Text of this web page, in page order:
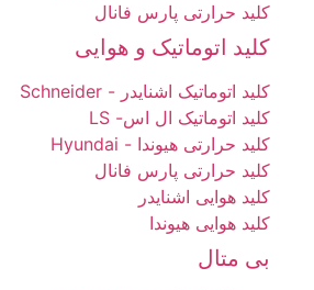
کلید حرارتی پارس فانال
کلید اتوماتیک و هوایی
کلید اتوماتیک اشنایدر - Schneider
کلید اتوماتیک ال اس- LS
کلید حرارتی هیوندا - Hyundai
کلید حرارتی پارس فانال
کلید هوایی اشنایدر
کلید هوایی هیوندا
بی متال